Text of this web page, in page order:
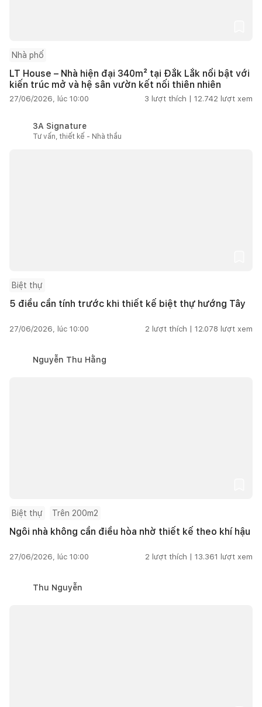
Nhà phố
LT House – Nhà hiện đại 340m² tại Đắk Lắk nổi bật với
kiến trúc mở và hệ sân vườn kết nối thiên nhiên
27/06/2026, lúc 10:00 3 lượt thích | 12.742 lượt xem
3A Signature
Tư vấn, thiết kế - Nhà thầu
Biệt thự
5 điều cần tính trước khi thiết kế biệt thự hướng Tây
27/06/2026, lúc 10:00 2 lượt thích | 12.078 lượt xem
Nguyễn Thu Hằng
Biệt thự Trên 200m2
Ngôi nhà không cần điều hòa nhờ thiết kế theo khí hậu
27/06/2026, lúc 10:00 2 lượt thích | 13.361 lượt xem
Thu Nguyễn